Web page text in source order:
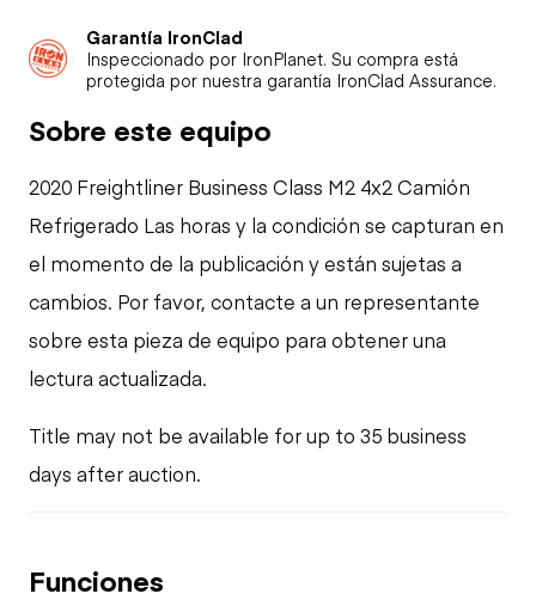
Garantía IronClad
Inspeccionado por IronPlanet. Su compra está
protegida por nuestra garantía IronClad Assurance.
Sobre este equipo
2020 Freightliner Business Class M2 4x2 Camión
Refrigerado Las horas y la condición se capturan en
el momento de la publicación y están sujetas a
cambios. Por favor, contacte a un representante
sobre esta pieza de equipo para obtener una
lectura actualizada.
Title may not be available for up to 35 business
days after auction.
Funciones